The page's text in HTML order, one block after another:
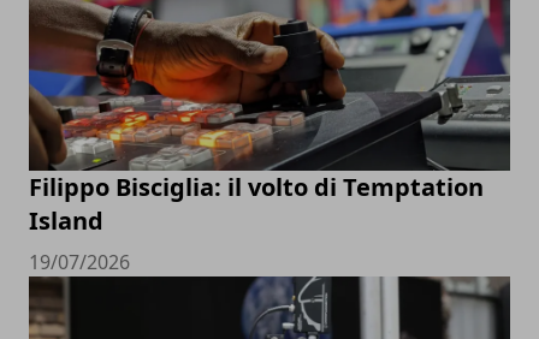
Filippo Bisciglia: il volto di Temptation
Island
19/07/2026